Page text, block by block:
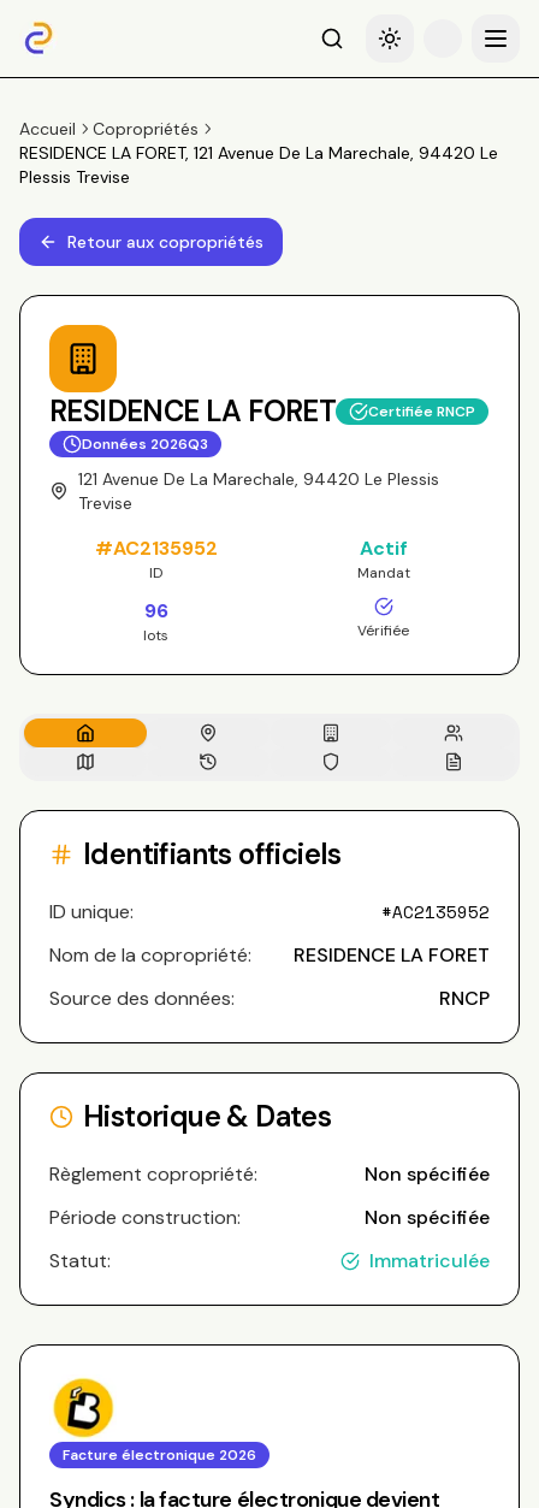
RechercheBasculer le thème
Menu
Accueil
Copropriétés
RESIDENCE LA FORET, 121 Avenue De La Marechale, 94420 Le
Plessis Trevise
Retour aux copropriétés
RESIDENCE LA FORET
Certifiée RNCP
Données 2026Q3
121 Avenue De La Marechale, 94420 Le Plessis
Trevise
#AC2135952
ID
Actif
Mandat
96
lots Vérifiée
Identifiants officiels
ID unique: #AC2135952
Nom de la copropriété:
RESIDENCE LA FORET
Source des données:
RNCP
Historique & Dates
Règlement copropriété:
Non spécifiée
Période construction:
Non spécifiée
Statut:
Immatriculée
Facture électronique 2026
Syndics : la facture électronique devient